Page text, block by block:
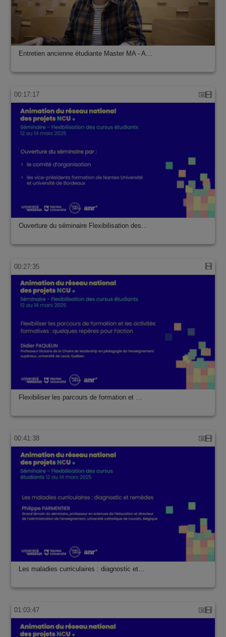
Entretien ancienne étudiante Master MA - A…
00:17:17
Ouverture du séminaire Flexibilisation des…
00:27:35
Flexibiliser les parcours de formation et …
00:41:38
Les maladies curriculaires : diagnostic et…
01:03:47